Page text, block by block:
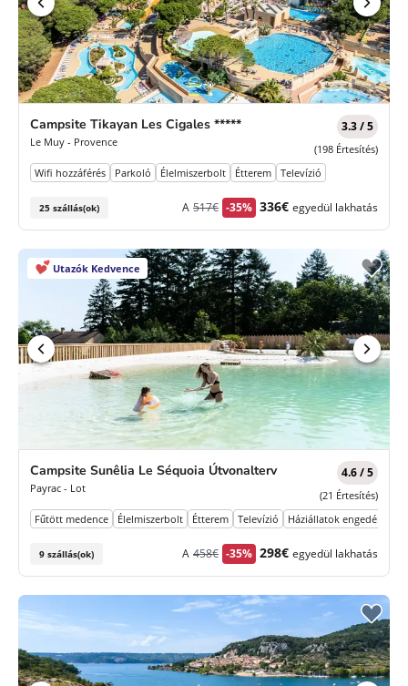
Campsite Tikayan Les Cigales *****
Le Muy - Provence
3.3 / 5
(198 Értesítés)
Wifi hozzáférés
Parkoló Élelmiszerbolt Étterem Televízió
25 szállás(ok) A Korábbi
517€ -35% Új
336€ egyedül lakhatás
Utazók Kedvence
Campsite Sunêlia Le Séquoia Útvonalterv
Payrac - Lot
4.6 / 5
(21 Értesítés)
Fűtött medence
Élelmiszerbolt Étterem Televízió Háziállatok engedélyezve
9 szállás(ok) A Korábbi
458€ -35% Új
298€ egyedül lakhatás